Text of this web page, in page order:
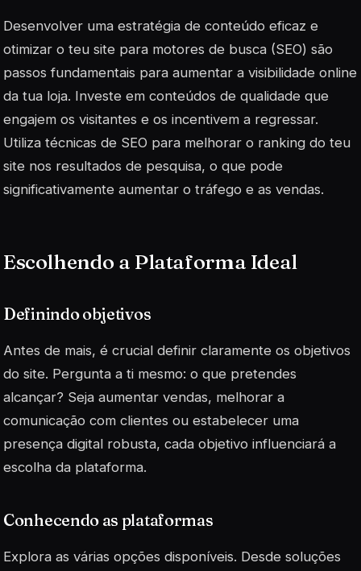
Desenvolver uma estratégia de conteúdo eficaz e
otimizar o teu site para motores de busca (SEO) são
passos fundamentais para aumentar a visibilidade online
da tua loja. Investe em conteúdos de qualidade que
engajem os visitantes e os incentivem a regressar.
Utiliza técnicas de SEO para melhorar o ranking do teu
site nos resultados de pesquisa, o que pode
significativamente aumentar o tráfego e as vendas.
Escolhendo a Plataforma Ideal
Definindo objetivos
Antes de mais, é crucial definir claramente os objetivos
do site. Pergunta a ti mesmo: o que pretendes
alcançar? Seja aumentar vendas, melhorar a
comunicação com clientes ou estabelecer uma
presença digital robusta, cada objetivo influenciará a
escolha da plataforma.
Conhecendo as plataformas
Explora as várias opções disponíveis. Desde soluções